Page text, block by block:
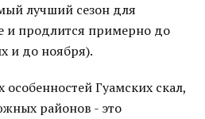
лучший сезон для
и продлится примерно до
и до ноября).
Гуамских скал,
районов - это